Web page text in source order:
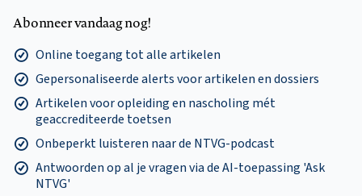
Abonneer vandaag nog!
Online toegang tot alle artikelen
Gepersonaliseerde alerts voor artikelen en dossiers
Artikelen voor opleiding en nascholing mét
geaccrediteerde toetsen
Onbeperkt luisteren naar de NTVG-podcast
Antwoorden op al je vragen via de AI-toepassing 'Ask
NTVG'